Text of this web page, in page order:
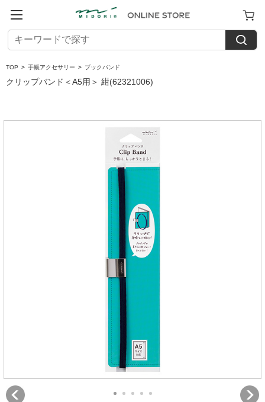
TOP > 手帳アクセサリー > ブックバンド
クリップバンド＜A5用＞ 紺(62321006)